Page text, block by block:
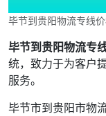
毕节到贵阳物流专线
毕节到贵阳物流专
统，致力于为客户
服务。
毕节市到贵阳市物